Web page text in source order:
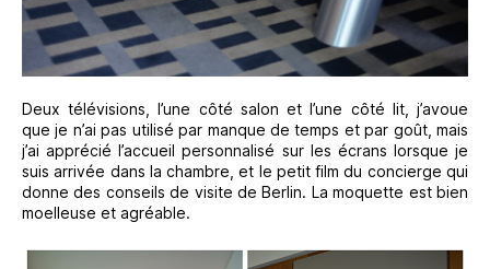
Deux télévisions, l’une côté salon et l’une côté lit, j’avoue
que je n’ai pas utilisé par manque de temps et par goût, mais
j’ai apprécié l’accueil personnalisé sur les écrans lorsque je
suis arrivée dans la chambre, et le petit film du concierge qui
donne des conseils de visite de Berlin. La moquette est bien
moelleuse et agréable.